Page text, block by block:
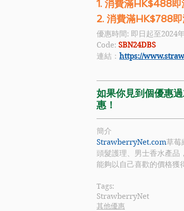
1. 消費滿HK$488
2. 消費滿HK$788
優惠時間: 即日起至2024
Code: SBN24DBS
連結： https://
如果你見到個優惠
惠！
簡介
StrawberryNet.com草莓
頭髮護理、男士香水產品
能夠以自己喜歡的價格獲
Tags:
StrawberryNet
其他優惠